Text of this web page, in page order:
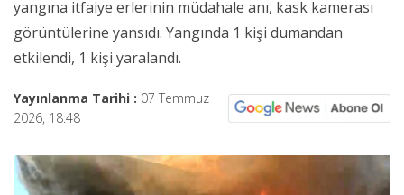
yangına itfaiye erlerinin müdahale anı, kask kamerası
görüntülerine yansıdı. Yangında 1 kişi dumandan
etkilendi, 1 kişi yaralandı.
Yayınlanma Tarihi : 07 Temmuz
2026, 18:48